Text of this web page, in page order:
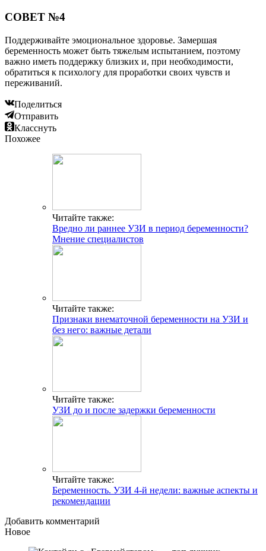
СОВЕТ №4
Поддерживайте эмоциональное здоровье. Замершая
беременность может быть тяжелым испытанием, поэтому
важно иметь поддержку близких и, при необходимости,
обратиться к психологу для проработки своих чувств и
переживаний.
Поделиться
Отправить
Класснуть
Похожее
Читайте также:
Вредно ли раннее УЗИ в период беременности?
Мнение специалистов
Читайте также:
Признаки внематочной беременности на УЗИ и
без него: важные детали
Читайте также:
УЗИ до и после задержки беременности
Читайте также:
Беременность. УЗИ 4-й недели: важные аспекты и
рекомендации
Добавить комментарий
Новое